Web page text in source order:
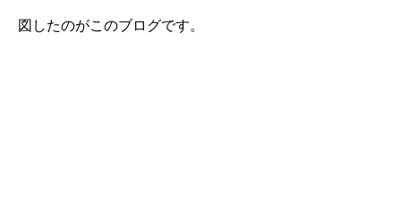
図したのがこのブログです。